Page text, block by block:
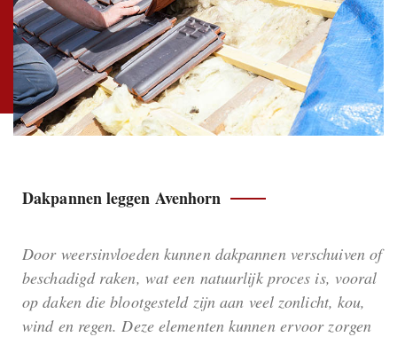
Dakpannen leggen Avenhorn
Door weersinvloeden kunnen dakpannen verschuiven of
beschadigd raken, wat een natuurlijk proces is, vooral
op daken die blootgesteld zijn aan veel zonlicht, kou,
wind en regen. Deze elementen kunnen ervoor zorgen